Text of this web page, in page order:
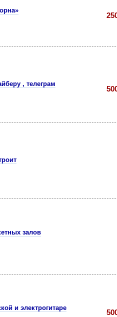
, телеграм
залов
и электрогитаре